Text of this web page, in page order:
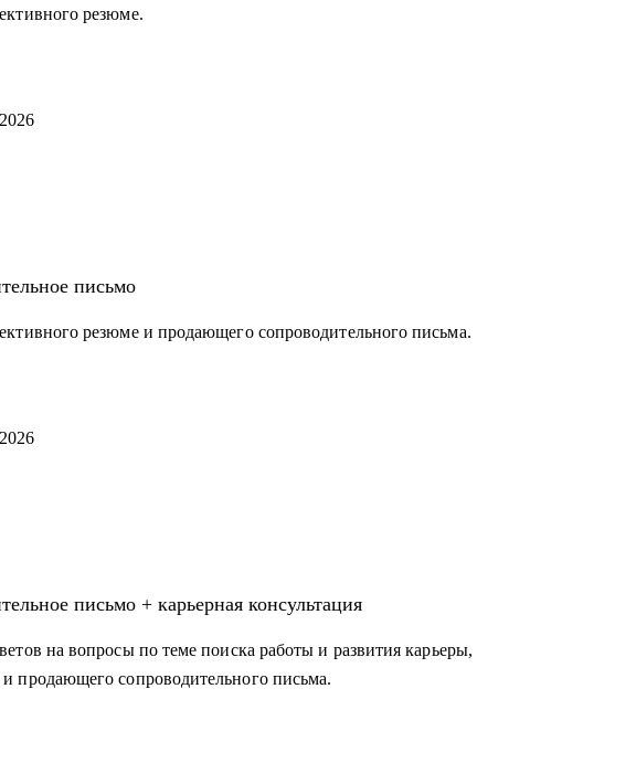
ТПС, розничная торговля (e-com, FMCG, retail).
основываясь на индивидуальном подходе, детальном
уровне экспертизы и искреннем отношении к людям.
резюме.
письмо
резюме и продающего сопроводительного письма.
письмо + карьерная консультация
на вопросы по теме поиска работы и развития карьеры,
продающего сопроводительного письма.